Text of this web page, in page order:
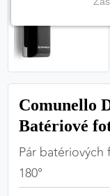
Comunello
Batériové
Pár
180°